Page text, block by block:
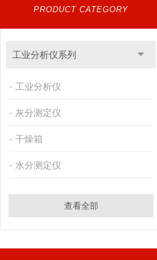
PRODUCT CATEGORY
工业分析仪系列
工业分析仪
灰分测定仪
干燥箱
水分测定仪
查看全部